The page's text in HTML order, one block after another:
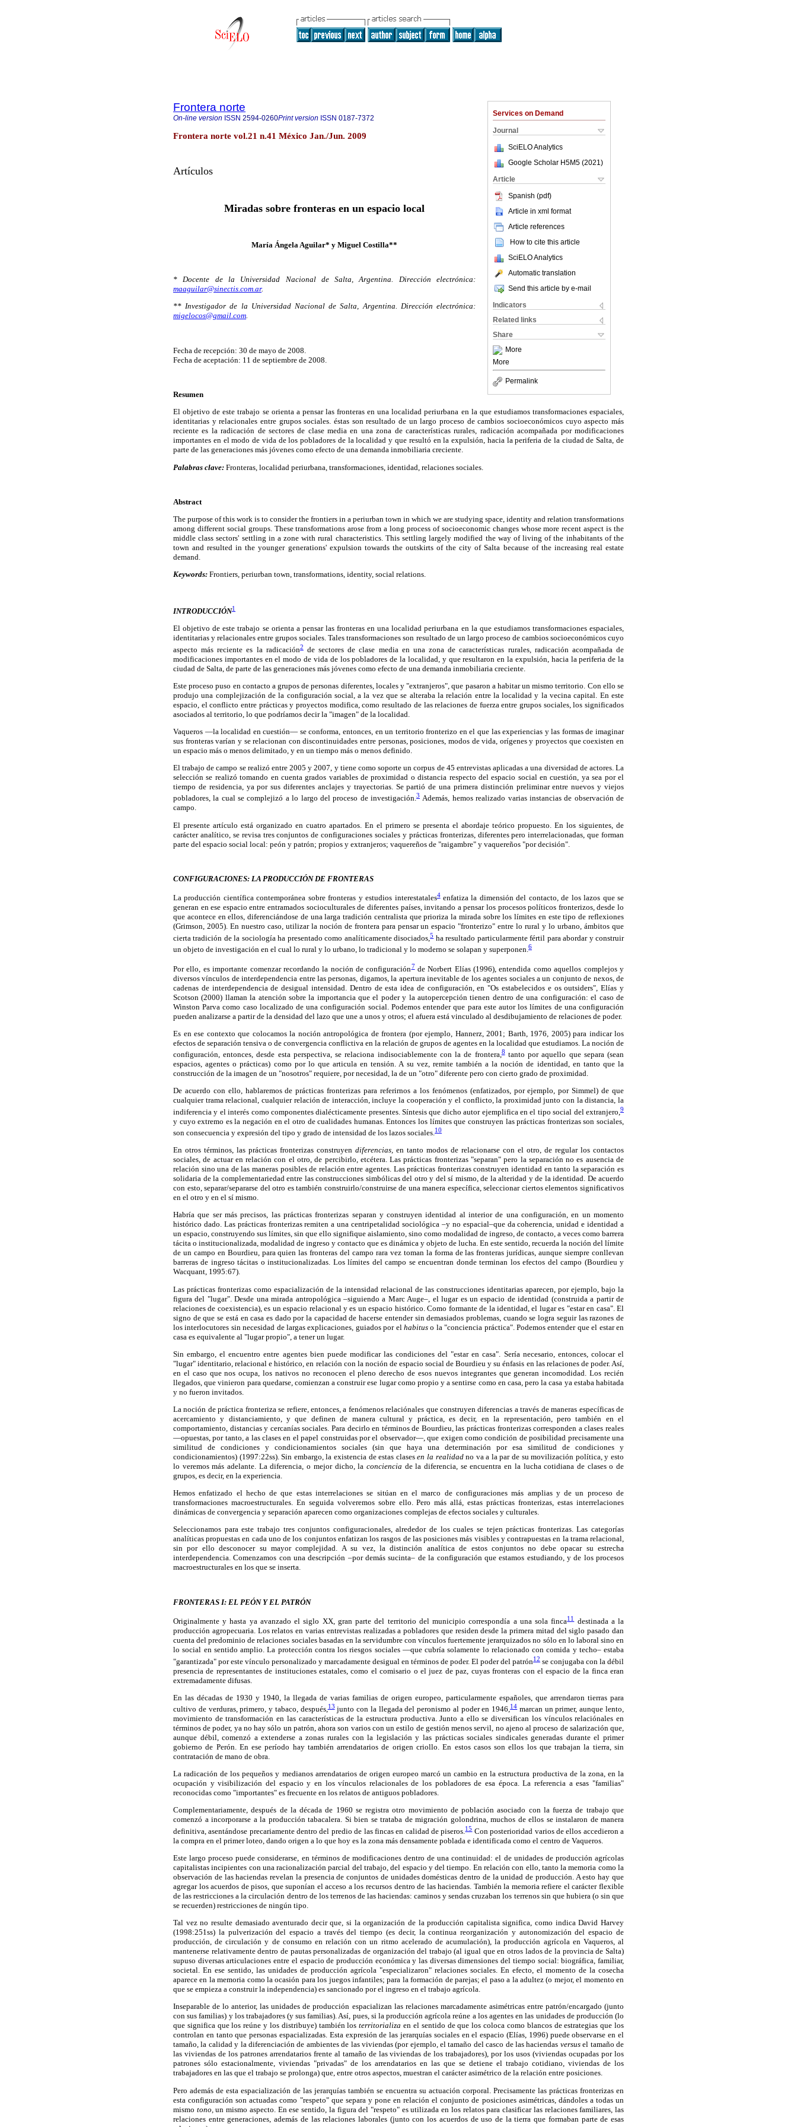
Services on Demand
Journal
SciELO Analytics
Google Scholar H5M5 (2021 )
Article
Spanish (pdf)
Article in xml format
Article references
How to cite this article
SciELO Analytics
Automatic translation
Send this article by e-mail
Indicators
Related links
Share
More
More
Permalink
Frontera norte
On-line version ISSN 2594-0260Print version ISSN 0187-7372
Frontera norte vol.21 n.41 México Jan./Jun. 2009
Artículos
Miradas sobre fronteras en un espacio local
María Ángela Aguilar* y Miguel Costilla**
* Docente de la Universidad Nacional de Salta, Argentina. Dirección electrónica:
maaguilar@sinectis.com.ar.
** Investigador de la Universidad Nacional de Salta, Argentina. Dirección electrónica:
migelocos@gmail.com.
Fecha de recepción: 30 de mayo de 2008.
Fecha de aceptación: 11 de septiembre de 2008.
Resumen
El objetivo de este trabajo se orienta a pensar las fronteras en una localidad periurbana en la que estudiamos transformaciones espaciales,
identitarias y relacionales entre grupos sociales. éstas son resultado de un largo proceso de cambios socioeconómicos cuyo aspecto más
reciente es la radicación de sectores de clase media en una zona de características rurales, radicación acompañada por modificaciones
importantes en el modo de vida de los pobladores de la localidad y que resultó en la expulsión, hacia la periferia de la ciudad de Salta, de
parte de las generaciones más jóvenes como efecto de una demanda inmobiliaria creciente.
Palabras clave: Fronteras, localidad periurbana, transformaciones, identidad, relaciones sociales.
Abstract
The purpose of this work is to consider the frontiers in a periurban town in which we are studying space, identity and relation transformations
among different social groups. These transformations arose from a long process of socioeconomic changes whose more recent aspect is the
middle class sectors' settling in a zone with rural characteristics. This settling largely modified the way of living of the inhabitants of the
town and resulted in the younger generations' expulsion towards the outskirts of the city of Salta because of the increasing real estate
demand.
Keywords: Frontiers, periurban town, transformations, identity, social relations.
INTRODUCCIÓN1
El objetivo de este trabajo se orienta a pensar las fronteras en una localidad periurbana en la que estudiamos transformaciones espaciales,
identitarias y relacionales entre grupos sociales. Tales transformaciones son resultado de un largo proceso de cambios socioeconómicos cuyo
aspecto más reciente es la radicación2de sectores de clase media en una zona de características rurales, radicación acompañada de
modificaciones importantes en el modo de vida de los pobladores de la localidad, y que resultaron en la expulsión, hacia la periferia de la
ciudad de Salta, de parte de las generaciones más jóvenes como efecto de una demanda inmobiliaria creciente.
Este proceso puso en contacto a grupos de personas diferentes, locales y "extranjeros", que pasaron a habitar un mismo territorio. Con ello se
produjo una complejización de la configuración social, a la vez que se alteraba la relación entre la localidad y la vecina capital. En este
espacio, el conflicto entre prácticas y proyectos modifica, como resultado de las relaciones de fuerza entre grupos sociales, los significados
asociados al territorio, lo que podríamos decir la "imagen" de la localidad.
Vaqueros —la localidad en cuestión— se conforma, entonces, en un territorio fronterizo en el que las experiencias y las formas de imaginar
sus fronteras varían y se relacionan con discontinuidades entre personas, posiciones, modos de vida, orígenes y proyectos que coexisten en
un espacio más o menos delimitado, y en un tiempo más o menos definido.
El trabajo de campo se realizó entre 2005 y 2007, y tiene como soporte un corpus de 45 entrevistas aplicadas a una diversidad de actores. La
selección se realizó tomando en cuenta grados variables de proximidad o distancia respecto del espacio social en cuestión, ya sea por el
tiempo de residencia, ya por sus diferentes anclajes y trayectorias. Se partió de una primera distinción preliminar entre nuevos y viejos
pobladores, la cual se complejizó a lo largo del proceso de investigación.3 Además, hemos realizado varias instancias de observación de
campo.
El presente artículo está organizado en cuatro apartados. En el primero se presenta el abordaje teórico propuesto. En los siguientes, de
carácter analítico, se revisa tres conjuntos de configuraciones sociales y prácticas fronterizas, diferentes pero interrelacionadas, que forman
parte del espacio social local: peón y patrón; propios y extranjeros; vaquereños de "raigambre" y vaquereños "por decisión".
CONFIGURACIONES: LA PRODUCCIÓN DE FRONTERAS
La producción científica contemporánea sobre fronteras y estudios interestatales4 enfatiza la dimensión del contacto, de los lazos que se
generan en ese espacio entre entramados socioculturales de diferentes países, invitando a pensar los procesos políticos fronterizos, desde lo
que acontece en ellos, diferenciándose de una larga tradición centralista que prioriza la mirada sobre los límites en este tipo de reflexiones
(Grimson, 2005). En nuestro caso, utilizar la noción de frontera para pensar un espacio "fronterizo" entre lo rural y lo urbano, ámbitos que
cierta tradición de la sociología ha presentado como analíticamente disociados,5ha resultado particularmente fértil para abordar y construir
un objeto de investigación en el cual lo rural y lo urbano, lo tradicional y lo moderno se solapan y superponen.6
Por ello, es importante comenzar recordando la noción de configuración7de Norbert Elías (1996), entendida como aquellos complejos y
diversos vínculos de interdependencia entre las personas, digamos, la apertura inevitable de los agentes sociales a un conjunto de nexos, de
cadenas de interdependencia de desigual intensidad. Dentro de esta idea de configuración, en "Os estabelecidos e os outsiders", Elías y
Scotson (2000) llaman la atención sobre la importancia que el poder y la autopercepción tienen dentro de una configuración: el caso de
Winston Parva como caso localizado de una configuración social. Podemos entender que para este autor los límites de una configuración
pueden analizarse a partir de la densidad del lazo que une a unos y otros; el afuera está vinculado al desdibujamiento de relaciones de poder.
Es en ese contexto que colocamos la noción antropológica de frontera (por ejemplo, Hannerz, 2001; Barth, 1976, 2005) para indicar los
efectos de separación tensiva o de convergencia conflictiva en la relación de grupos de agentes en la localidad que estudiamos. La noción de
configuración, entonces, desde esta perspectiva, se relaciona indisociablemente con la de frontera,8tanto por aquello que separa (sean
espacios, agentes o prácticas) como por lo que articula en tensión. A su vez, remite también a la noción de identidad, en tanto que la
construcción de la imagen de un "nosotros" requiere, por necesidad, la de un "otro" diferente pero con cierto grado de proximidad.
De acuerdo con ello, hablaremos de prácticas fronterizas para referirnos a los fenómenos (enfatizados, por ejemplo, por Simmel) de que
cualquier trama relacional, cualquier relación de interacción, incluye la cooperación y el conflicto, la proximidad junto con la distancia, la
indiferencia y el interés como componentes dialécticamente presentes. Síntesis que dicho autor ejemplifica en el tipo social del extranjero, 9
y cuyo extremo es la negación en el otro de cualidades humanas. Entonces los límites que construyen las prácticas fronterizas son sociales,
son consecuencia y expresión del tipo y grado de intensidad de los lazos sociales.10
En otros términos, las prácticas fronterizas construyen diferencias, en tanto modos de relacionarse con el otro, de regular los contactos
sociales, de actuar en relación con el otro, de percibirlo, etcétera. Las prácticas fronterizas "separan" pero la separación no es ausencia de
relación sino una de las maneras posibles de relación entre agentes. Las prácticas fronterizas construyen identidad en tanto la separación es
solidaria de la complementariedad entre las construcciones simbólicas del otro y del sí mismo, de la alteridad y de la identidad. De acuerdo
con esto, separar/separarse del otro es también construirlo/construirse de una manera específica, seleccionar ciertos elementos significativos
en el otro y en el sí mismo.
Habría que ser más precisos, las prácticas fronterizas separan y construyen identidad al interior de una configuración, en un momento
histórico dado. Las prácticas fronterizas remiten a una centripetalidad sociológica –y no espacial–que da coherencia, unidad e identidad a
un espacio, construyendo sus límites, sin que ello signifique aislamiento, sino como modalidad de ingreso, de contacto, a veces como barrera
tácita o institucionalizada, modalidad de ingreso y contacto que es dinámica y objeto de lucha. En este sentido, recuerda la noción del límite
de un campo en Bourdieu, para quien las fronteras del campo rara vez toman la forma de las fronteras jurídicas, aunque siempre conllevan
barreras de ingreso tácitas o institucionalizadas. Los límites del campo se encuentran donde terminan los efectos del campo (Bourdieu y
Wacquant, 1995:67).
Las prácticas fronterizas como espacialización de la intensidad relacional de las construcciones identitarias aparecen, por ejemplo, bajo la
figura del "lugar". Desde una mirada antropológica –siguiendo a Marc Auge–, el lugar es un espacio de identidad (construida a partir de
relaciones de coexistencia), es un espacio relacional y es un espacio histórico. Como formante de la identidad, el lugar es "estar en casa". El
signo de que se está en casa es dado por la capacidad de hacerse entender sin demasiados problemas, cuando se logra seguir las razones de
los interlocutores sin necesidad de largas explicaciones, guiados por el habituso la "conciencia práctica". Podemos entender que el estar en
casa es equivalente al "lugar propio", a tener un lugar.
Sin embargo, el encuentro entre agentes bien puede modificar las condiciones del "estar en casa". Sería necesario, entonces, colocar el
"lugar" identitario, relacional e histórico, en relación con la noción de espacio social de Bourdieu y su énfasis en las relaciones de poder. Así,
en el caso que nos ocupa, los nativos no reconocen el pleno derecho de esos nuevos integrantes que generan incomodidad. Los recién
llegados, que vinieron para quedarse, comienzan a construir ese lugar como propio y a sentirse como en casa, pero la casa ya estaba habitada
y no fueron invitados.
La noción de práctica fronteriza se refiere, entonces, a fenómenos relaciónales que construyen diferencias a través de maneras específicas de
acercamiento y distanciamiento, y que definen de manera cultural y práctica, es decir, en la representación, pero también en el
comportamiento, distancias y cercanías sociales. Para decirlo en términos de Bourdieu, las prácticas fronterizas corresponden a clases reales
—opuestas, por tanto, a las clases en el papel construidas por el observador—, que exigen como condición de posibilidad precisamente una
similitud de condiciones y condicionamientos sociales (sin que haya una determinación por esa similitud de condiciones y
condicionamientos) (1997:22ss). Sin embargo, la existencia de estas clasesen la realidadno va a la par de su movilización política, y esto
lo veremos más adelante. La diferencia, o mejor dicho, la conciencia de la diferencia, se encuentra en la lucha cotidiana de clases o de
grupos, es decir, en la experiencia.
Hemos enfatizado el hecho de que estas interrelaciones se sitúan en el marco de configuraciones más amplias y de un proceso de
transformaciones macroestructurales. En seguida volveremos sobre ello. Pero más allá, estas prácticas fronterizas, estas interrelaciones
dinámicas de convergencia y separación aparecen como organizaciones complejas de efectos sociales y culturales.
Seleccionamos para este trabajo tres conjuntos configuracionales, alrededor de los cuales se tejen prácticas fronterizas. Las categorías
analíticas propuestas en cada uno de los conjuntos enfatizan los rasgos de las posiciones más visibles y contrapuestas en la trama relacional,
sin por ello desconocer su mayor complejidad. A su vez, la distinción analítica de estos conjuntos no debe opacar su estrecha
interdependencia. Comenzamos con una descripción –por demás sucinta– de la configuración que estamos estudiando, y de los procesos
macroestructurales en los que se inserta.
FRONTERAS I: EL PEÓN Y EL PATRÓN
Originalmente y hasta ya avanzado el siglo XX, gran parte del territorio del municipio correspondía a una sola finca11destinada a la
producción agropecuaria. Los relatos en varias entrevistas realizadas a pobladores que residen desde la primera mitad del siglo pasado dan
cuenta del predominio de relaciones sociales basadas en la servidumbre con vínculos fuertemente jerarquizados no sólo en lo laboral sino en
lo social en sentido amplio. La protección contra los riesgos sociales —que cubría solamente lo relacionado con comida y techo– estaba
"garantizada" por este vínculo personalizado y marcadamente desigual en términos de poder. El poder del patrón12 se conjugaba con la débil
presencia de representantes de instituciones estatales, como el comisario o el juez de paz, cuyas fronteras con el espacio de la finca eran
extremadamente difusas.
En las décadas de 1930 y 1940, la llegada de varias familias de origen europeo, particularmente españoles, que arrendaron tierras para
cultivo de verduras, primero, y tabaco, después,13junto con la llegada del peronismo al poder en 1946,14marcan un primer, aunque lento,
movimiento de transformación en las características de la estructura productiva. Junto a ello se diversifican los vínculos relaciónales en
términos de poder, ya no hay sólo un patrón, ahora son varios con un estilo de gestión menos servil, no ajeno al proceso de salarización que,
aunque débil, comenzó a extenderse a zonas rurales con la legislación y las prácticas sociales sindicales generadas durante el primer
gobierno de Perón. En ese período hay también arrendatarios de origen criollo. En estos casos son ellos los que trabajan la tierra, sin
contratación de mano de obra.
La radicación de los pequeños y medianos arrendatarios de origen europeo marcó un cambio en la estructura productiva de la zona, en la
ocupación y visibilización del espacio y en los vínculos relacionales de los pobladores de esa época. La referencia a esas "familias"
reconocidas como "importantes" es frecuente en los relatos de antiguos pobladores.
Complementariamente, después de la década de 1960 se registra otro movimiento de población asociado con la fuerza de trabajo que
comenzó a incorporarse a la producción tabacalera. Si bien se trataba de migración golondrina, muchos de ellos se instalaron de manera
definitiva, asentándose precariamente dentro del predio de las fincas en calidad de piseros.15Con posterioridad varios de ellos accedieron a
la compra en el primer loteo, dando origen a lo que hoy es la zona más densamente poblada e identificada como el centro de Vaqueros.
Este largo proceso puede considerarse, en términos de modificaciones dentro de una continuidad: el de unidades de producción agrícolas
capitalistas incipientes con una racionalización parcial del trabajo, del espacio y del tiempo. En relación con ello, tanto la memoria como la
observación de las haciendas revelan la presencia de conjuntos de unidades domésticas dentro de la unidad de producción. A esto hay que
agregar los acuerdos de pisos, que suponían el acceso a los recursos dentro de las haciendas. También la memoria refiere el carácter flexible
de las restricciones a la circulación dentro de los terrenos de las haciendas: caminos y sendas cruzaban los terrenos sin que hubiera (o sin que
se recuerden) restricciones de ningún tipo.
Tal vez no resulte demasiado aventurado decir que, si la organización de la producción capitalista significa, como indica David Harvey
(1998:251ss) la pulverización del espacio a través del tiempo (es decir, la continua reorganización y autonomización del espacio de
producción, de circulación y de consumo en relación con un ritmo acelerado de acumulación), la producción agrícola en Vaqueros, al
mantenerse relativamente dentro de pautas personalizadas de organización del trabajo (al igual que en otros lados de la provincia de Salta)
supuso diversas articulaciones entre el espacio de producción económica y las diversas dimensiones del tiempo social: biográfica, familiar,
societal. En ese sentido, las unidades de producción agrícola "especializaron" relaciones sociales. En efecto, el momento de la cosecha
aparece en la memoria como la ocasión para los juegos infantiles; para la formación de parejas; el paso a la adultez (o mejor, el momento en
que se empieza a construir la independencia) es sancionado por el ingreso en el trabajo agrícola.
Inseparable de lo anterior, las unidades de producción espacializan las relaciones marcadamente asimétricas entre patrón/encargado (junto
con sus familias) y los trabajadores (y sus familias). Así, pues, si la producción agrícola reúne a los agentes en las unidades de producción (lo
que significa que los reúne y los distribuye) también losterritorializaen el sentido de que los coloca como blancos de estrategias que los
controlan en tanto que personas espacializadas. Esta expresión de las jerarquías sociales en el espacio (Elías, 1996) puede observarse en el
tamaño, la calidad y la diferenciación de ambientes de las viviendas (por ejemplo, el tamaño del casco de las haciendas versusel tamaño de
las viviendas de los patrones arrendatarios frente al tamaño de las viviendas de los trabajadores), por los usos (viviendas ocupadas por los
patrones sólo estacionalmente, viviendas "privadas" de los arrendatarios en las que se detiene el trabajo cotidiano, viviendas de los
trabajadores en las que el trabajo se prolonga) que, entre otros aspectos, muestran el carácter asimétrico de la relación entre posiciones.
Pero además de esta espacialización de las jerarquías también se encuentra su actuación corporal. Precisamente las prácticas fronterizas en
esta configuración son actuadas como "respeto" que separa y pone en relación el conjunto de posiciones asimétricas, dándoles a todas un
mismo tono,un mismo aspecto. En ese sentido, la figura del "respeto" es utilizada en los relatos para clasificar las relaciones familiares, las
relaciones entre generaciones, además de las relaciones laborales (junto con los acuerdos de uso de la tierra que formaban parte de esas